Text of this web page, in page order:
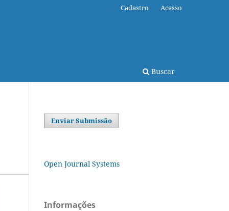
Buscar
Cadastro Acesso
Enviar Submissão
Open Journal Systems
Informações